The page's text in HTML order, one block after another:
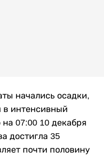
начались осадки,
в интенсивный
07:00 10 декабря
достигла 35
почти половину